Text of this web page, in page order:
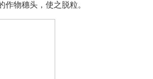
作物穗头，使之脱粒。